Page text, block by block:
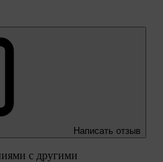
Написать отзыв
с другими